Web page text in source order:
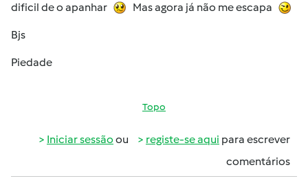
dificil de o apanhar
Mas agora já não me escapa
Bjs
Piedade
Topo
Iniciar sessão ou registe-se aqui para escrever
comentários